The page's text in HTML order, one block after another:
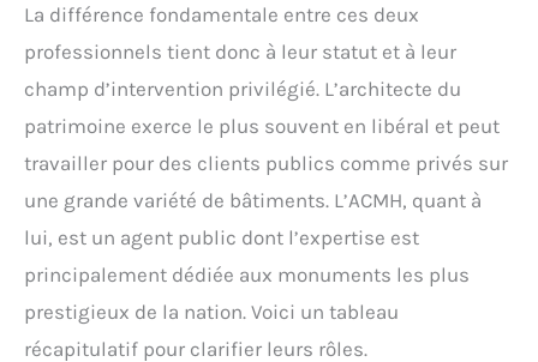
La différence fondamentale entre ces deux
professionnels tient donc à leur statut et à leur
champ d’intervention privilégié. L’architecte du
patrimoine exerce le plus souvent en libéral et peut
travailler pour des clients publics comme privés sur
une grande variété de bâtiments. L’ACMH, quant à
lui, est un agent public dont l’expertise est
principalement dédiée aux monuments les plus
prestigieux de la nation. Voici un tableau
récapitulatif pour clarifier leurs rôles.